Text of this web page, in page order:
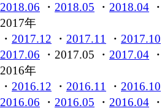
2018.06 ・ 2018.05 ・ 2018.04
2017年
・ 2017.12 ・ 2017.11 ・ 2017.10
2017.06 ・2017.05 ・ 2017.04
2016年
・ 2016.12 ・ 2016.11 ・ 2016.10
2016.06 ・ 2016.05 ・ 2016.04